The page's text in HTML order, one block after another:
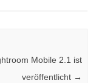
Mobile 2.1 ist
veröffentlicht →